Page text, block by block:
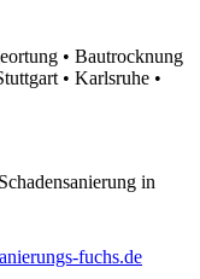
• Bautrocknung
• Karlsruhe •
in
fuchs.de